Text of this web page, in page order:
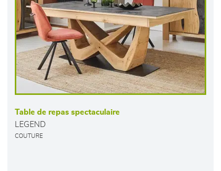
Table de repas spectaculaire
LEGEND
COUTURE